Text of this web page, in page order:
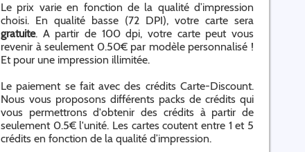
Le prix varie en fonction de la qualité d’impression
choisi. En qualité basse (72 DPI), votre carte sera
gratuite. A partir de 100 dpi, votre carte peut vous
revenir à seulement 0.50€ par modèle personnalisé !
Et pour une impression illimitée.
Le paiement se fait avec des crédits Carte-Discount.
Nous vous proposons différents packs de crédits qui
vous permettrons d'obtenir des crédits à partir de
seulement 0.5€ l'unité. Les cartes coutent entre 1 et 5
crédits en fonction de la qualité d’impression.